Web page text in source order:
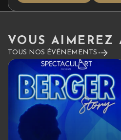
VOUS AIMEREZ
TOUS NOS ÉVÉNEMENTS